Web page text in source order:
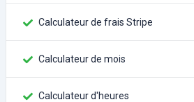
Calculateur de frais Stripe
Calculateur de mois
Calculateur d'heures